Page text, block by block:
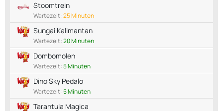
Stoomtrein
Wartezeit:25 Minuten
Sungai Kalimantan
Wartezeit:20 Minuten
Dombomolen
Wartezeit:5 Minuten
Dino Sky Pedalo
Wartezeit:5 Minuten
Tarantula Magica